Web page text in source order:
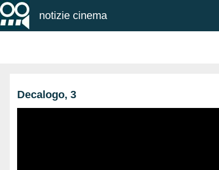
notizie cinema
Decalogo, 3